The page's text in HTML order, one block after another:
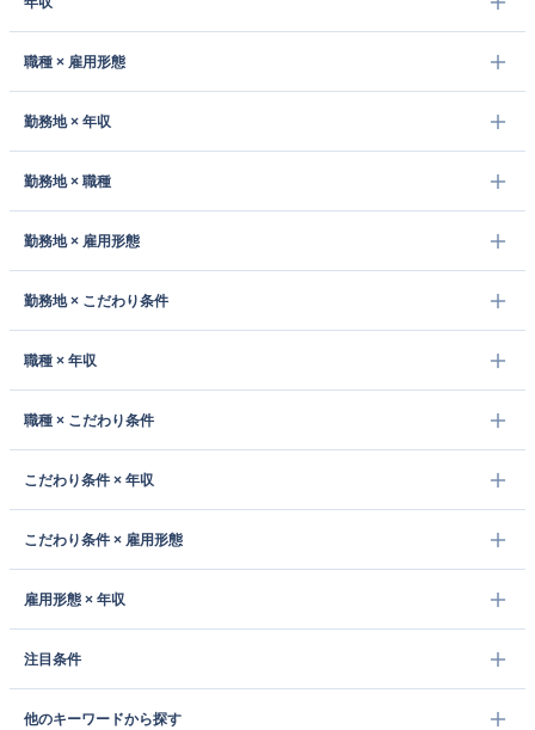
職種 × 雇用形態
勤務地 × 年収
勤務地 × 職種
勤務地 × 雇用形態
勤務地 × こだわり条件
職種 × 年収
職種 × こだわり条件
こだわり条件 × 年収
こだわり条件 × 雇用形態
雇用形態 × 年収
注目条件
他のキーワードから探す